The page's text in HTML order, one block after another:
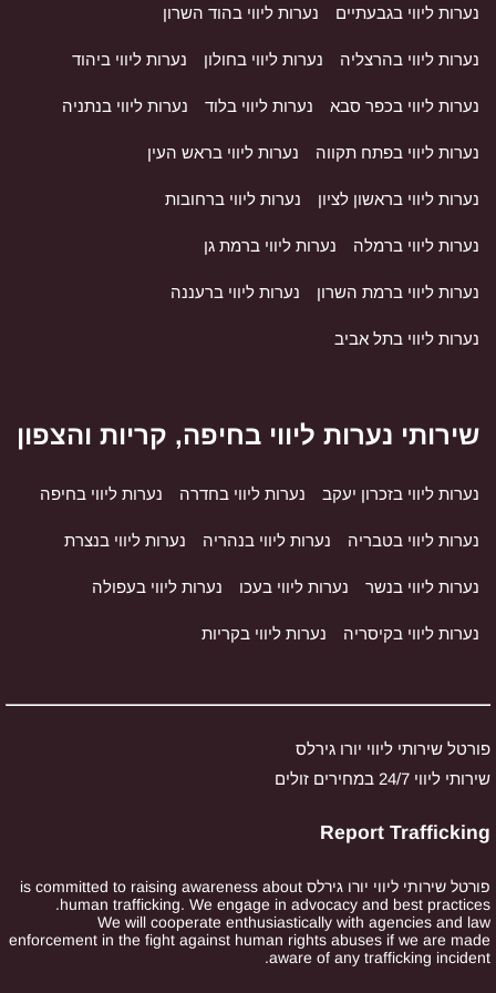
נערות ליווי בגבעתיים נערות ליווי בהוד השרון
נערות ליווי בהרצליה נערות ליווי בחולון נערות ליווי ביהוד
נערות ליווי בכפר סבא נערות ליווי בלוד נערות ליווי בנתניה
נערות ליווי בפתח תקווה נערות ליווי בראש העין
נערות ליווי בראשון לציון נערות ליווי ברחובות
נערות ליווי ברמלה נערות ליווי ברמת גן
נערות ליווי ברמת השרון נערות ליווי ברעננה
נערות ליווי בתל אביב
שירותי נערות ליווי בחיפה, קריות והצפון
נערות ליווי בזכרון יעקב נערות ליווי בחדרה נערות ליווי בחיפה
נערות ליווי בטבריה נערות ליווי בנהריה נערות ליווי בנצרת
נערות ליווי בנשר נערות ליווי בעכו נערות ליווי בעפולה
נערות ליווי בקיסריה נערות ליווי בקריות
פורטל שירותי ליווי יורו גירלס
שירותי ליווי 24/7 במחירים זולים
Report Trafficking
פורטל שירותי ליווי יורו גירלס is committed to raising awareness about
human trafficking. We engage in advocacy and best practices.
We will cooperate enthusiastically with agencies and law
enforcement in the fight against human rights abuses if we are made
aware of any trafficking incident.